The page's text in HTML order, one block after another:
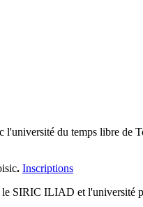
l'université du temps libre
. Inscriptions
SIRIC ILIAD et l'université